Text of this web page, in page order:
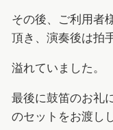
その後、ご利用者
頂き、演奏後は拍
溢れていました。
最後に鼓笛のお礼
のセットをお渡し